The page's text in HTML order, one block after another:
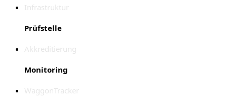
Infrastruktur
Prüfstelle
Akkreditierung
Monitoring
WaggonTracker